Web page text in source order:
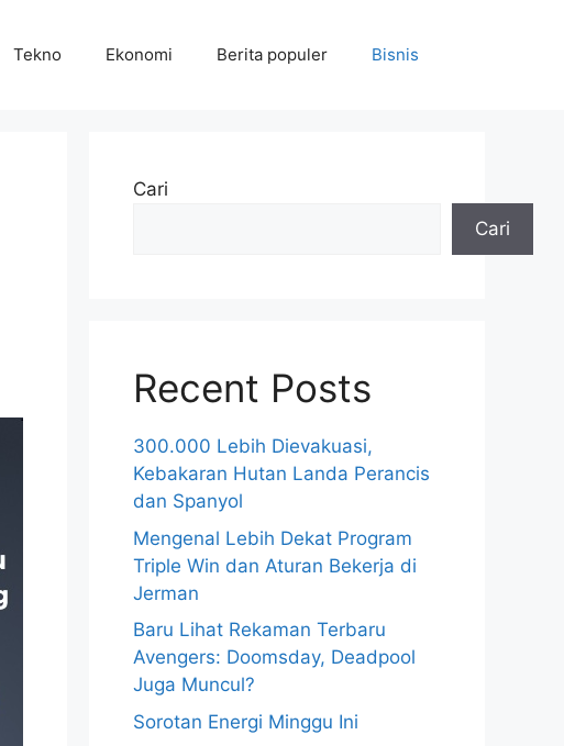
Tekno Ekonomi Berita populer Bisnis
Cari
Cari
Recent Posts
300.000 Lebih Dievakuasi,
Kebakaran Hutan Landa Perancis
dan Spanyol
Mengenal Lebih Dekat Program
Triple Win dan Aturan Bekerja di
Jerman
Baru Lihat Rekaman Terbaru
Avengers: Doomsday, Deadpool
Juga Muncul?
Sorotan Energi Minggu Ini